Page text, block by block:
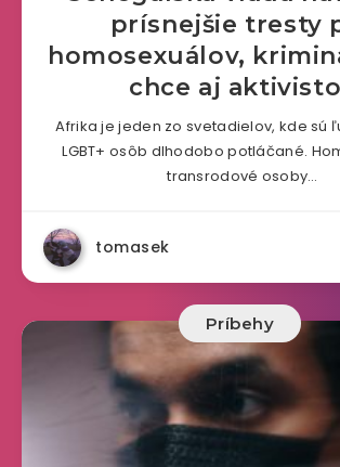
prísnejšie tresty
homosexuálov,
chce aj
Afrika je jeden zo svetadielov, kde sú
LGBT+ osôb dlhodobo potláčané.
transrodové osoby…
tomasek
Príbehy